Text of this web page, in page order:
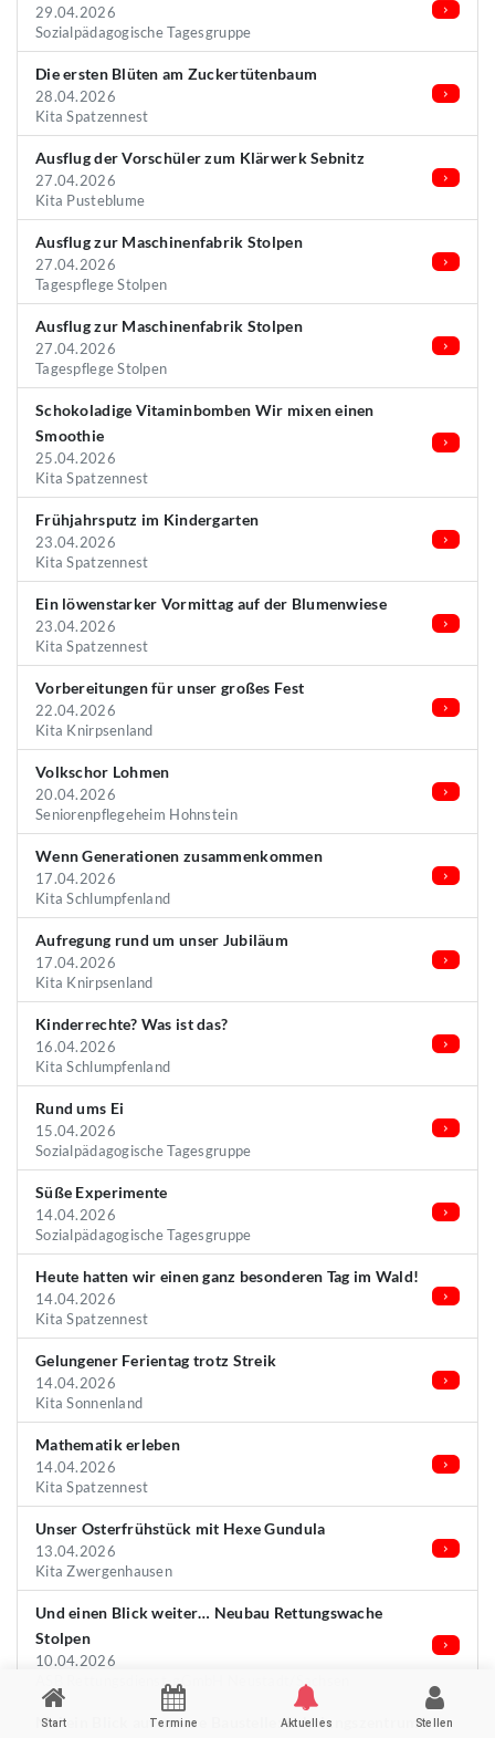
29.04.2026
Sozialpädagogische Tagesgruppe
Die ersten Blüten am Zuckertütenbaum
28.04.2026
Kita Spatzennest
Ausflug der Vorschüler zum Klärwerk Sebnitz
27.04.2026
Kita Pusteblume
Ausflug zur Maschinenfabrik Stolpen
27.04.2026
Tagespflege Stolpen
Ausflug zur Maschinenfabrik Stolpen
27.04.2026
Tagespflege Stolpen
Schokoladige Vitaminbomben Wir mixen einen
Smoothie
25.04.2026
Kita Spatzennest
Frühjahrsputz im Kindergarten
23.04.2026
Kita Spatzennest
Ein löwenstarker Vormittag auf der Blumenwiese
23.04.2026
Kita Spatzennest
Vorbereitungen für unser großes Fest
22.04.2026
Kita Knirpsenland
Volkschor Lohmen
20.04.2026
Seniorenpflegeheim Hohnstein
Wenn Generationen zusammenkommen
17.04.2026
Kita Schlumpfenland
Aufregung rund um unser Jubiläum
17.04.2026
Kita Knirpsenland
Kinderrechte? Was ist das?
16.04.2026
Kita Schlumpfenland
Rund ums Ei
15.04.2026
Sozialpädagogische Tagesgruppe
Süße Experimente
14.04.2026
Sozialpädagogische Tagesgruppe
Heute hatten wir einen ganz besonderen Tag im Wald!
14.04.2026
Kita Spatzennest
Gelungener Ferientag trotz Streik
14.04.2026
Kita Sonnenland
Mathematik erleben
14.04.2026
Kita Spatzennest
Unser Osterfrühstück mit Hexe Gundula
13.04.2026
Kita Zwergenhausen
Und einen Blick weiter… Neubau Rettungswache
Stolpen
10.04.2026
ASB Rettungsdienst-gGmbH Neustadt/Sachsen
Mal ein Blick auf unsere Baustelle: Schulungszentrum
Start Termine Aktuelles Stellen